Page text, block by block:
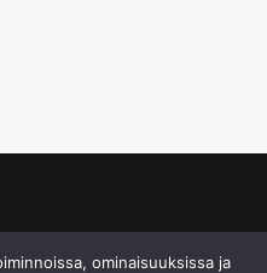
ominaisuuksissa ja